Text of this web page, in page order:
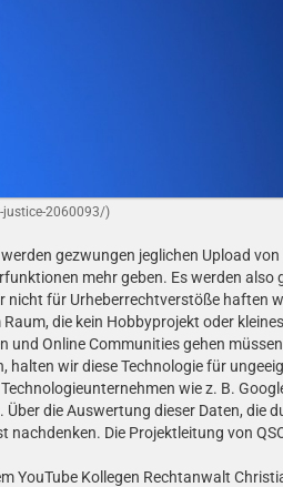
2060093/)
gezwungen jeglichen Upload von
mehr geben. Es werden also
nicht für Urheberrechtverstöße haften
die kein Hobbyprojekt oder kleines
Online Communities gehen
wir diese Technologie für
wie z. B.
die Auswertung dieser Daten, die
Die Projektleitung von
YouTube Kollegen Rechtanwalt